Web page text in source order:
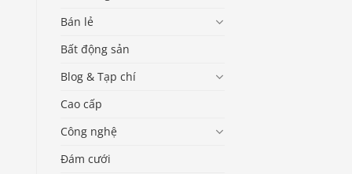
Bán lẻ
Bất động sản
Blog & Tạp chí
Cao cấp
Công nghệ
Đám cưới